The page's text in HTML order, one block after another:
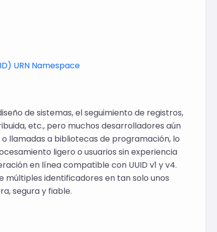
URN Namespace
de sistemas, el seguimiento de registros,
etc., pero muchos desarrolladores aún
llamadas a bibliotecas de programación, lo
ligero o usuarios sin experiencia
en línea compatible con UUID v1 y v4.
múltiples identificadores en tan solo unos
segura y fiable.